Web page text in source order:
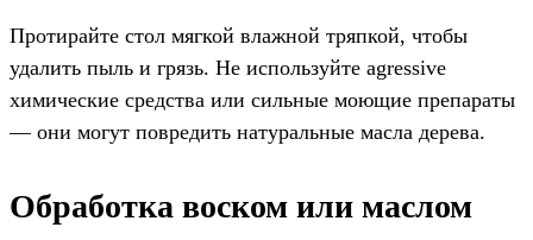
Протирайте стол мягкой влажной тряпкой, чтобы
удалить пыль и грязь. Не используйте agressive
химические средства или сильные моющие препараты
— они могут повредить натуральные масла дерева.
Обработка воском или маслом